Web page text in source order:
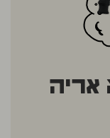
אריה